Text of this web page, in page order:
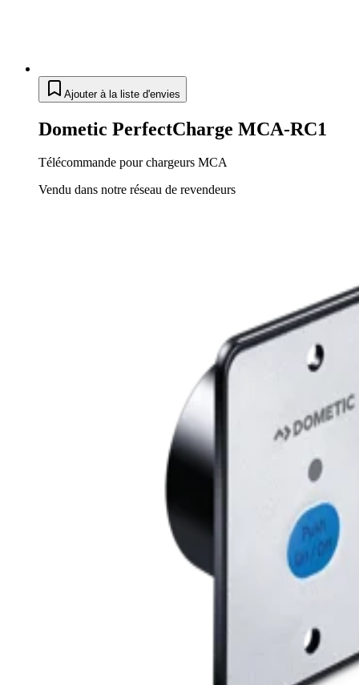
Ajouter à la liste d'envies
Dometic PerfectCharge MCA-RC1
Télécommande pour chargeurs MCA
Vendu dans notre réseau de revendeurs